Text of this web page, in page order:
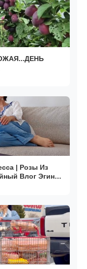
| Розы Из
Влог Эгине |